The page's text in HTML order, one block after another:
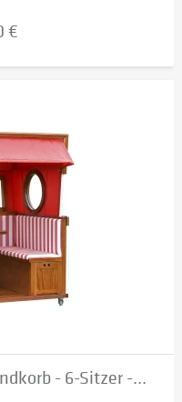
€
- 6-Sitzer -...